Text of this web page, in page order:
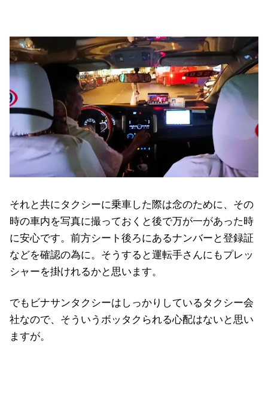
それと共にタクシーに乗車した際は念のために、その
時の車内を写真に撮っておくと後で万が一があった時
に安心です。前方シート後ろにあるナンバーと登録証
などを確認の為に。そうすると運転手さんにもプレッ
シャーを掛けれるかと思います。
でもビナサンタクシーはしっかりしているタクシー会
社なので、そういうボッタクられる心配はないと思い
ますが。